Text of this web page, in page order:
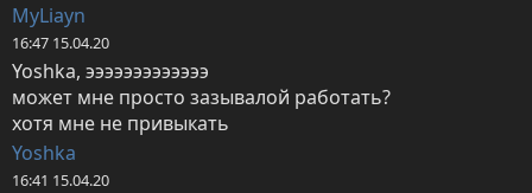
MyLiayn
16:47 15.04.20
Yoshka, эээээээээээээ
может мне просто зазывалой работать?
хотя мне не привыкать
Yoshka
16:41 15.04.20